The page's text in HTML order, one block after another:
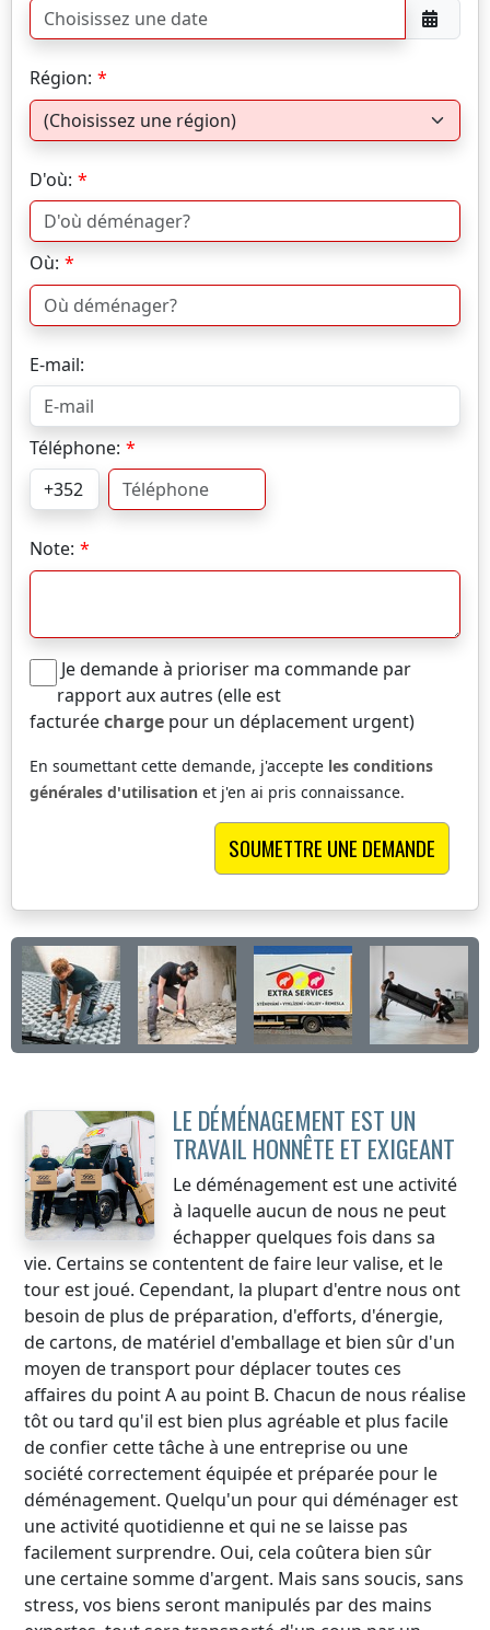
Région:
D'où:
Où:
E-mail:
Téléphone:
Note:
Je demande à prioriser ma commande par
rapport aux autres (elle est
facturéecharge pour un déplacement urgent)
En soumettant cette demande, j'accepte les conditions
générales d'utilisation et j'en ai pris connaissance.
LE DÉMÉNAGEMENT EST UN
TRAVAIL HONNÊTE ET EXIGEANT
Le déménagement est une activité
à laquelle aucun de nous ne peut
échapper quelques fois dans sa
vie. Certains se contentent de faire leur valise, et le
tour est joué. Cependant, la plupart d'entre nous ont
besoin de plus de préparation, d'efforts, d'énergie,
de cartons, de matériel d'emballage et bien sûr d'un
moyen de transport pour déplacer toutes ces
affaires du point A au point B. Chacun de nous réalise
tôt ou tard qu'il est bien plus agréable et plus facile
de confier cette tâche à une entreprise ou une
société correctement équipée et préparée pour le
déménagement. Quelqu'un pour qui déménager est
une activité quotidienne et qui ne se laisse pas
facilement surprendre. Oui, cela coûtera bien sûr
une certaine somme d'argent. Mais sans soucis, sans
stress, vos biens seront manipulés par des mains